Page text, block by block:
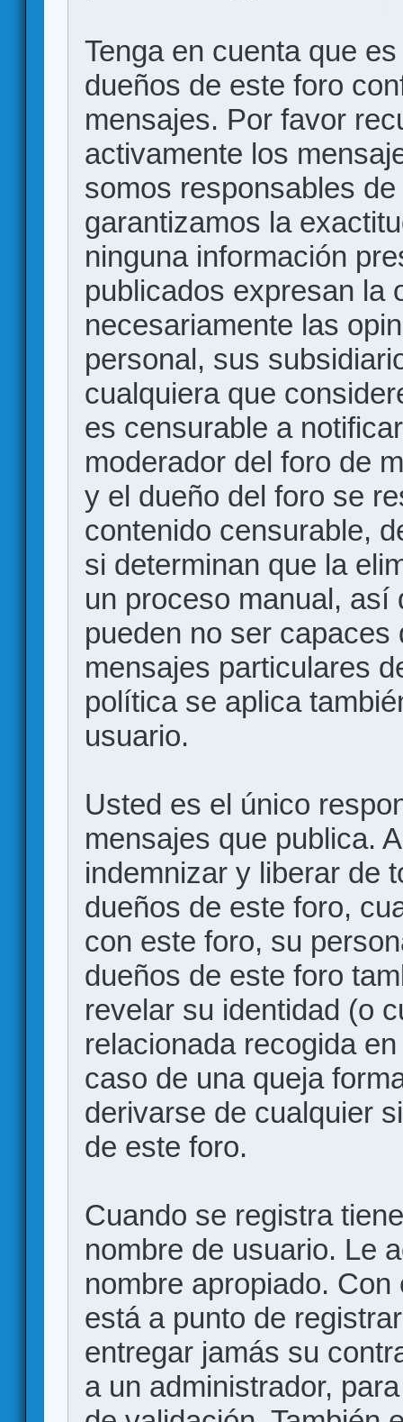
Tenga en cuenta que
dueños de este foro
mensajes. Por favor
activamente los
somos responsables
garantizamos la
ninguna información
publicados expresan la
necesariamente las
personal, sus
cualquiera que
es censurable a
moderador del foro de
y el dueño del foro se
contenido censurable,
si determinan que la
un proceso manual, así
pueden no ser
mensajes particulares
política se aplica
usuario.
Usted es el único
mensajes que publica.
indemnizar y liberar de
dueños de este foro,
con este foro, su
dueños de este foro
revelar su identidad (o
relacionada recogida
caso de una queja
derivarse de cualquier
de este foro.
Cuando se registra
nombre de usuario. Le
nombre apropiado.
está a punto de
entregar jamás su
a un administrador,